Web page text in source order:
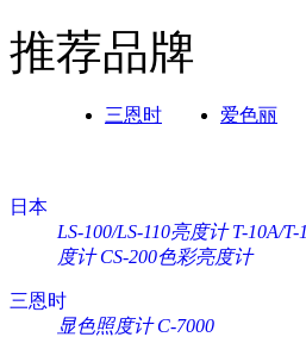
推荐品牌
三恩时 爱色丽
日本
LS-100/LS-110亮度计 T-10A/
度计 CS-200色彩亮度计
三恩时
显色照度计 C-7000